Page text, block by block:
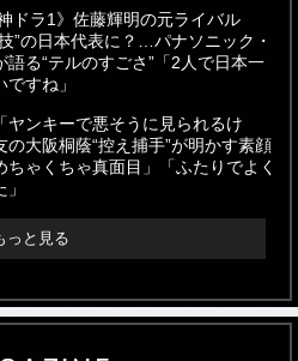
ドラ1》佐藤輝明の元ライバル
”の日本代表に？…パナソニック・
語る“テルのすごさ”「2人で日本一
すね」
ヤンキーで悪そうに見られるけ
大阪桐蔭“控え捕手”が明かす素顔
ちゃくちゃ真面目」「ふたりでよく
っと見る